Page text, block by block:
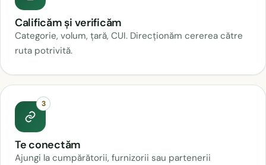
Calificăm și verificăm
Categorie, volum, țară, CUI. Direcționăm cererea către
ruta potrivită.
3
Te conectăm
Ajungi la cumpărătorii, furnizorii sau partenerii